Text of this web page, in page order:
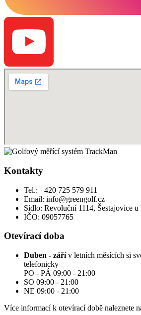
Kontakty
Tel.: +420 725 579 911
Email: info@greengolf.cz
Sídlo: Revoluční 1114, Šestajovice u
IČO: 09057765
Otevírací doba
Duben - zářív letních měsících si
telefonicky
PO - PÁ 09:00 - 21:00
SO 09:00 - 21:00
NE 09:00 - 21:00
Více informací k otevírací době naleznete